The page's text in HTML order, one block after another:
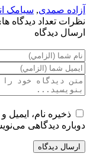
آزاده صمدی, سیامک
نظرات تعداد ديدگاه
ارسال ديدگاه
ذخیره نام،
دوباره دیدگاهی